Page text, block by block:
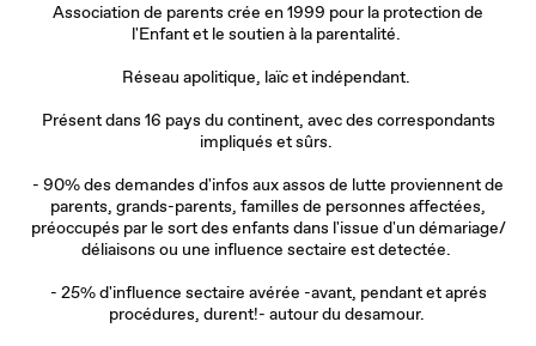
Association de parents crée en 1999 pour la protection de
l'Enfant et le soutien à la parentalité.
Réseau apolitique, laïc et indépendant.
Présent dans 16 pays du continent, avec des correspondants
impliqués et sûrs.
- 90% des demandes d'infos aux assos de lutte proviennent de
parents, grands-parents, familles de personnes affectées,
préoccupés par le sort des enfants dans l'issue d'un démariage/
déliaisons ou une influence sectaire est detectée.
- 25% d'influence sectaire avérée -avant, pendant et aprés
procédures, durent!- autour du desamour.